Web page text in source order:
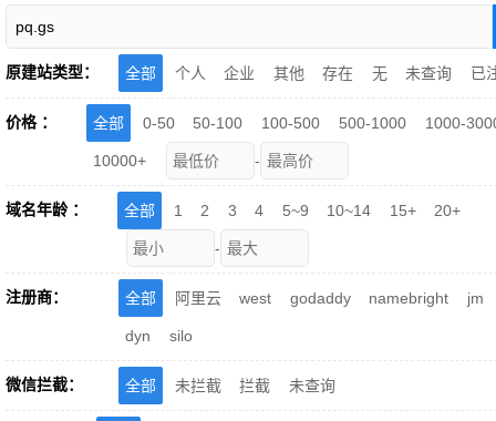
原建站类型： 全部 个人 企业 其他 存在 无 未查询 已
价格 ： 全部 0-50 50-100 100-500 500-1000 1000-
10000+ -
域名年龄 ： 全部 1 2 3 4 5~9 10~14 15+ 20+
-
注册商： 全部 阿里云 west godaddy namebright jm
dyn silo
微信拦截： 全部 未拦截 拦截 未查询